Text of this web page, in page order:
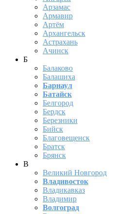
Арзамас
Армавир
Артём
Архангельск
Астрахань
Ачинск
Б
Балаково
Балашиха
Барнаул
Батайск
Белгород
Бердск
Березники
Бийск
Благовещенск
Братск
Брянск
В
Великий Новгород
Владивосток
Владикавказ
Владимир
Волгоград